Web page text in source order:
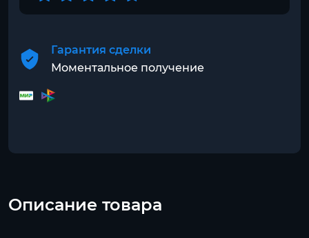
Гарантия сделки
Моментальное получение
Описание товара